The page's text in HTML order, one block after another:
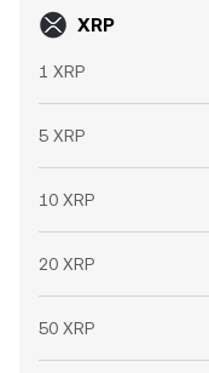
XRP
1 XRP
5 XRP
10 XRP
20 XRP
50 XRP